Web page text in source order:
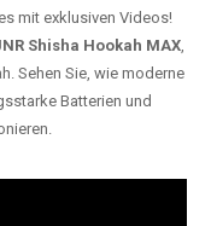
mit exklusiven Videos!
Shisha Hookah MAX,
Sehen Sie, wie moderne
Batterien und